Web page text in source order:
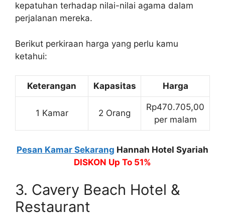
kepatuhan terhadap nilai-nilai agama dalam
perjalanan mereka.
Berikut perkiraan harga yang perlu kamu
ketahui:
Keterangan Kapasitas Harga
1 Kamar 2 Orang
Rp470.705,00
per malam
Pesan Kamar Sekarang Hannah Hotel Syariah
DISKON Up To 51%
3. Cavery Beach Hotel &
Restaurant